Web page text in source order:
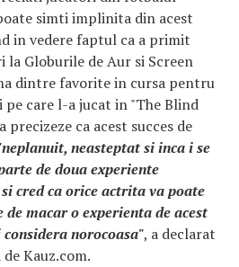
simti implinita din acest
in vedere faptul ca a primit
la Globurile de Aur si Screen
dintre favorite in cursa pentru
care l-a jucat in "The Blind
precizeze ca acest succes de
neasteptat si inca i se
de doua experiente
cred ca orice actrita va poate
de macar o experienta de acest
norocoasa", a declarat
Kauz.com.